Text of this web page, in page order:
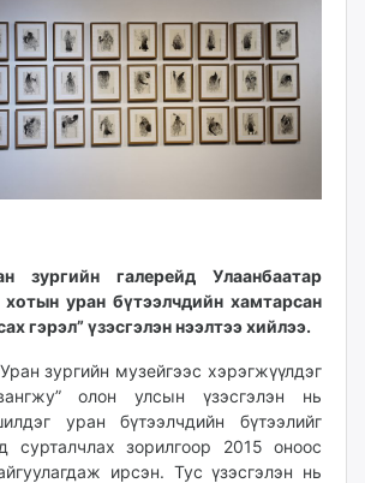
зургийн галерейд Улаанбаатар
уран бүтээлчдийн хамтарсан
гэрэл” үзэсгэлэн нээлтээ хийлээ.
зургийн музейгээс хэрэгжүүлдэг
олон улсын үзэсгэлэн нь
уран бүтээлчдийн бүтээлийг
сурталчлах зорилгоор 2015 оноос
ирсэн. Тус үзэсгэлэн нь